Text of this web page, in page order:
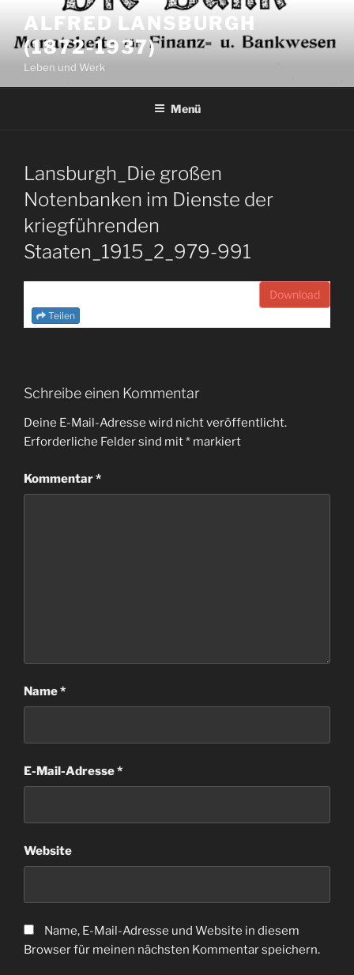
Inhalt
springen
ALFRED LANSBURGH
(1872-1937)
Leben und Werk
Menü
Lansburgh_Die großen
Notenbanken im Dienste der
kriegführenden
Staaten_1915_2_979-991
Download
Teilen
Schreibe einen Kommentar
Deine E-Mail-Adresse wird nicht veröffentlicht.
Erforderliche Felder sind mit* markiert
Kommentar*
Name*
E-Mail-Adresse*
Website
Name, E-Mail-Adresse und Website in diesem
Browser für meinen nächsten Kommentar speichern.